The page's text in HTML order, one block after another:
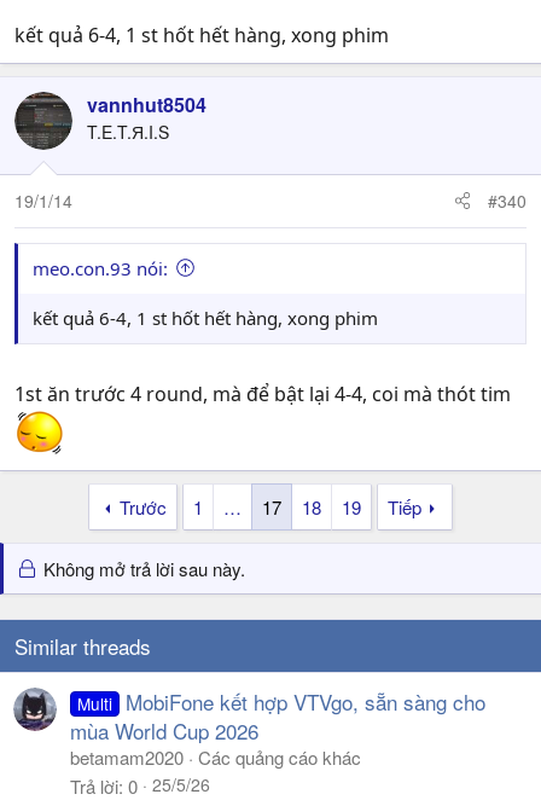
kết quả 6-4, 1 st hốt hết hàng, xong phim
vannhut8504
T.E.T.Я.I.S
19/1/14 #340
meo.con.93 nói:
kết quả 6-4, 1 st hốt hết hàng, xong phim
1st ăn trước 4 round, mà để bật lại 4-4, coi mà thót tim
Trước 1 … 17 18 19 Tiếp
Không mở trả lời sau này.
Similar threads
Multi
MobiFone kết hợp VTVgo, sẵn sàng cho
mùa World Cup 2026
betamam2020 Các quảng cáo khác
Trả lời 0 25/5/26